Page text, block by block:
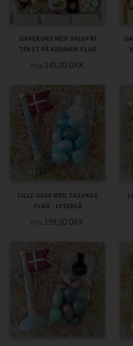
GAVEKURV MED VALGFRI
TEKST PÅ KERAMIK FLAG
Pris 349,00 DKK
LILLE GAVE MED TILLYKKE
FLAG - LYSEBLÅ
Pris 199,00 DKK